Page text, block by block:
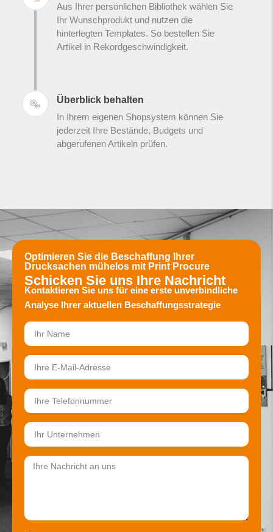
Aus Ihrer persönlichen Bibliothek wählen Sie
Ihr Wunschprodukt und nutzen die
hinterlegten Templates. So bestellen Sie
Artikel in Rekordgeschwindigkeit.
Überblick behalten
In Ihrem eigenen Shopsystem können Sie
jederzeit Ihre Bestände, Budgets und
abgerufenen Artikeln prüfen.
Optimieren Sie die Beschaffung Ihrer
Drucksachen mühelos mit Print Procure
Schicken Sie uns Ihre Nachricht
Kontaktieren Sie uns für eine erste unverbindliche
Analyse Ihrer aktuellen Beschaffungsstrategie